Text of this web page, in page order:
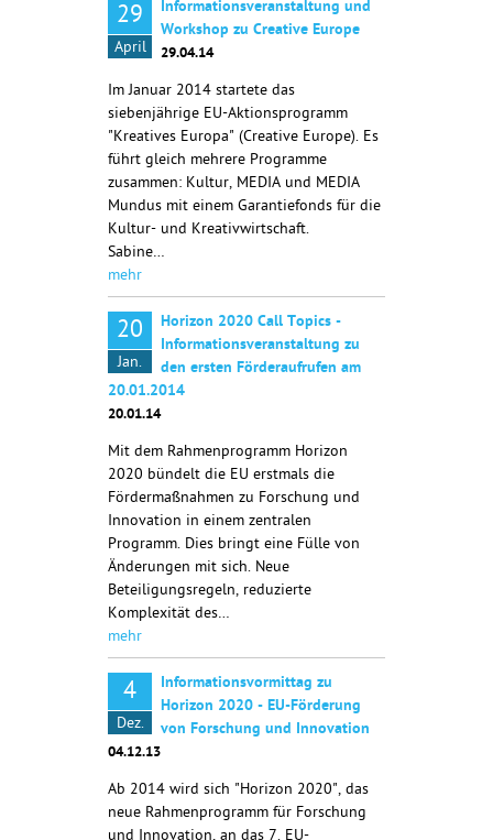
29
April
Informationsveranstaltung und
Workshop zu Creative Europe
29.04.14
Im Januar 2014 startete das
siebenjährige EU-Aktionsprogramm
"Kreatives Europa" (Creative Europe). Es
führt gleich mehrere Programme
zusammen: Kultur, MEDIA und MEDIA
Mundus mit einem Garantiefonds für die
Kultur- und Kreativwirtschaft.
Sabine…
mehr
20
Jan.
Horizon 2020 Call Topics -
Informationsveranstaltung zu
den ersten Förderaufrufen am
20.01.2014
20.01.14
Mit dem Rahmenprogramm Horizon
2020 bündelt die EU erstmals die
Fördermaßnahmen zu Forschung und
Innovation in einem zentralen
Programm. Dies bringt eine Fülle von
Änderungen mit sich. Neue
Beteiligungsregeln, reduzierte
Komplexität des…
mehr
4
Dez.
Informationsvormittag zu
Horizon 2020 - EU-Förderung
von Forschung und Innovation
04.12.13
Ab 2014 wird sich "Horizon 2020", das
neue Rahmenprogramm für Forschung